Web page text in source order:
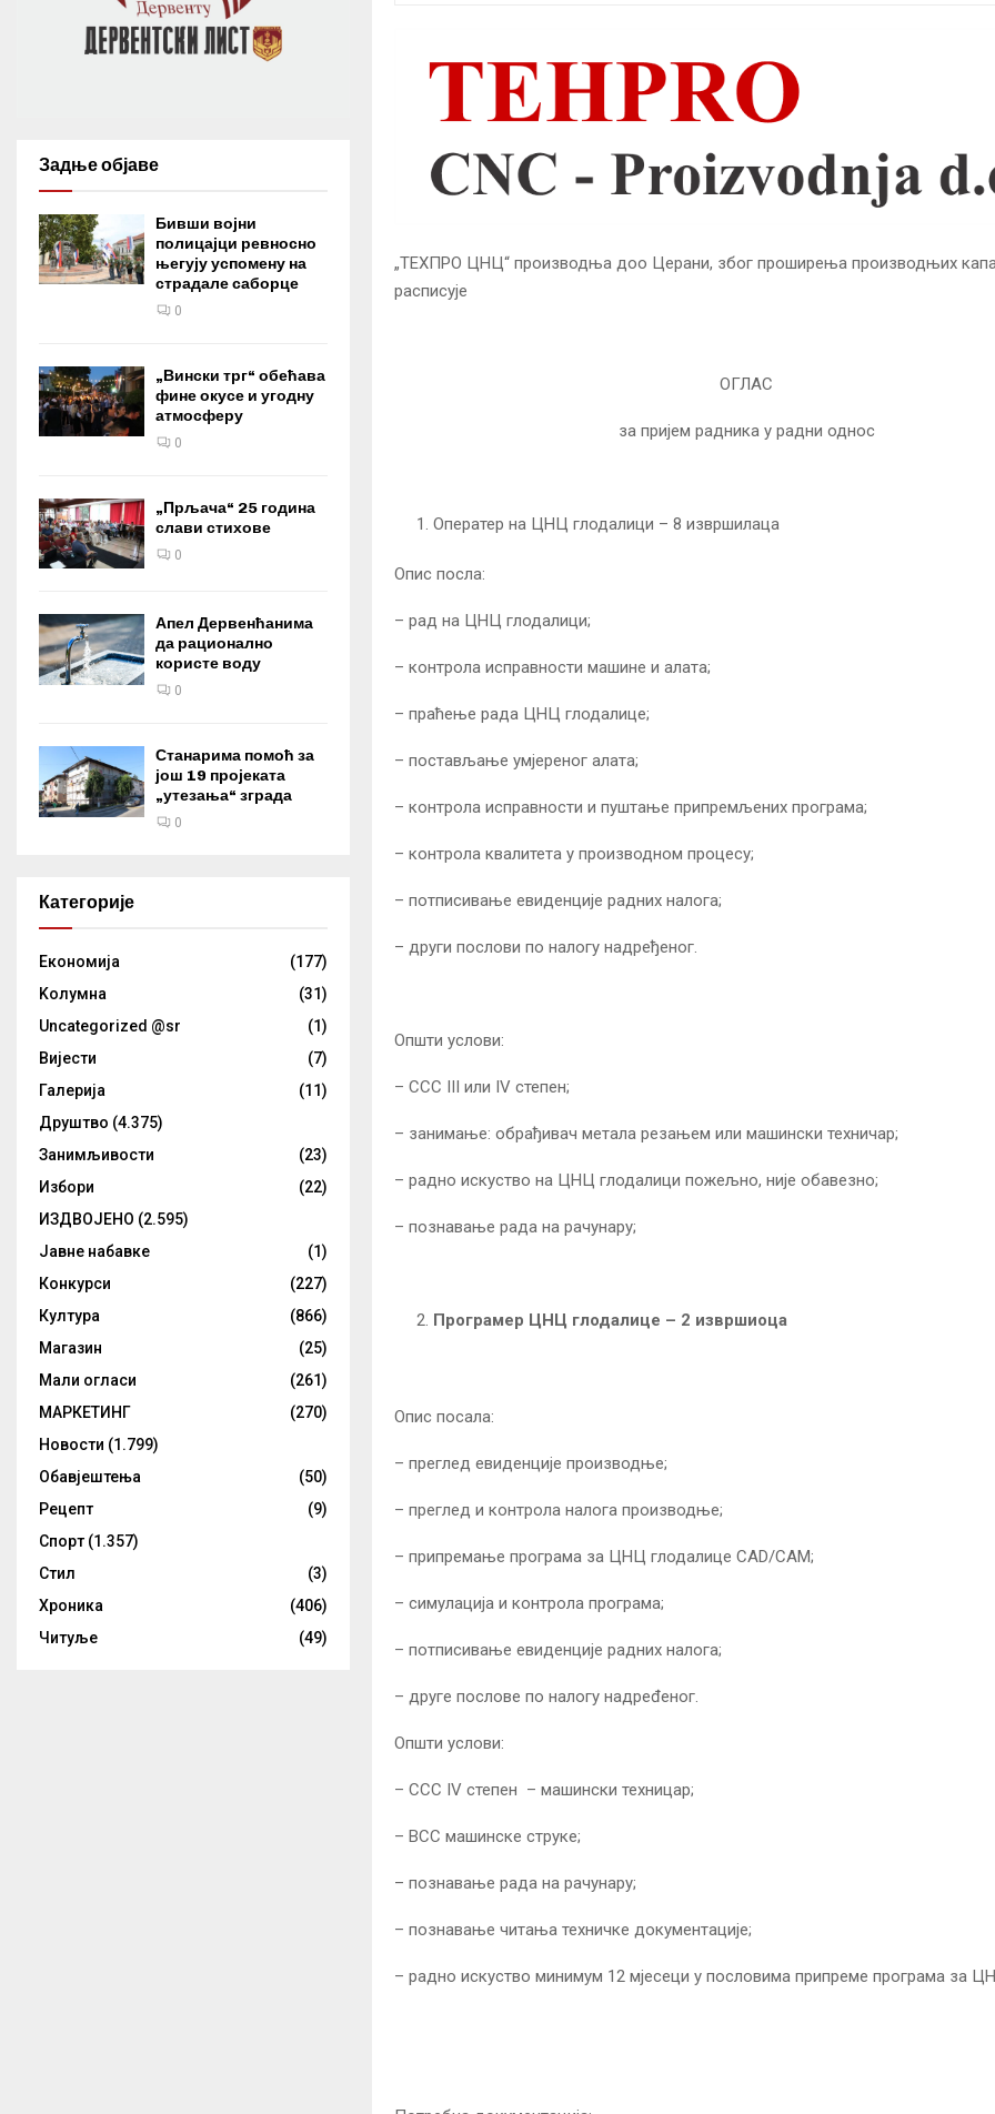
„ТЕХПРО ЦНЦ“ производња доо Церани, због проширења производњих
расписује
ОГЛАС
за пријем радника у радни однос
Оператер на ЦНЦ глодалици – 8 извршилаца
Опис посла:
– рад на ЦНЦ глодалици;
– контрола исправности машине и алата;
– праћење рада ЦНЦ глодалице;
– постављање умјереног алата;
– контрола исправности и пуштање припремљених програма;
– контрола квалитета у производном процесу;
– потписивање евиденције радних налога;
– други послови по налогу надређеног.
Општи услови:
– ССС III или IV степен;
– занимање: обрађивач метала резањем или машински техничар;
– радно искуство на ЦНЦ глодалици пожељно, није обавезно;
– познавање рада на рачунару;
Програмер ЦНЦ глодалице – 2 извршиоца
Опис посала:
– преглед евиденције производње;
– преглед и контрола налога производње;
– припремање програма за ЦНЦ глодалице CAD/CAM;
– симулација и контрола програма;
– потписивање евиденције радних налога;
– друге послове по налогу надреđеног.
Општи услови:
– ССС IV степен – машински техницар;
– ВСС машинске струке;
– познавање рада на рачунару;
– познавање читања техничке документације;
– радно искуство минимум 12 мјесеци у пословима припреме програма за
Задње објаве
Бивши војни
полицајци ревносно
његују успомену на
страдале саборце
0
„Вински трг“ обећава
фине окусе и угодну
атмосферу
0
„Прљача“ 25 година
слави стихове
0
Апел Дервенћанима
да рационално
користе воду
0
Станарима помоћ за
још 19 пројеката
„утезања“ зграда
0
Категорије
Eкономија
(177)
Kолумнa
(31)
Uncategorized @sr
(1)
Вијести
(7)
Галерија
(11)
Друштво (4.375)
Занимљивости
(23)
Избори
(22)
ИЗДВОЈЕНО (2.595)
Јавне набавке
(1)
Конкурси
(227)
Култура
(866)
Магазин
(25)
Мали огласи
(261)
МАРКЕТИНГ
(270)
Новости (1.799)
Обавјештења
(50)
Рецепт
(9)
Спорт (1.357)
Стил
(3)
Хроника
(406)
Читуље
(49)